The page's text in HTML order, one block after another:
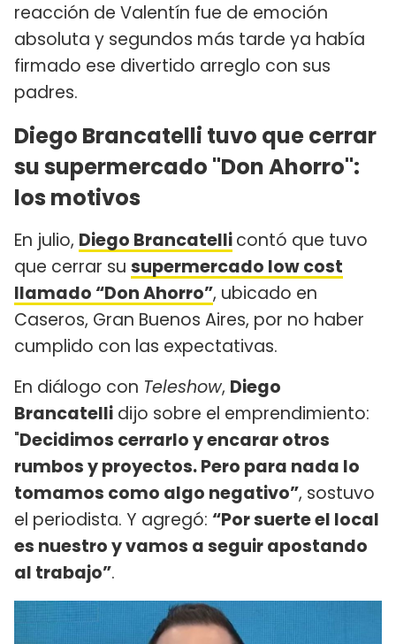
reacción de Valentín fue de emoción
absoluta y segundos más tarde ya había
firmado ese divertido arreglo con sus
padres.
Diego Brancatelli tuvo que cerrar
su supermercado "Don Ahorro":
los motivos
En julio, Diego Brancatellicontó que tuvo
que cerrar su supermercado low cost
llamado “Don Ahorro”, ubicado en
Caseros, Gran Buenos Aires, por no haber
cumplido con las expectativas.
En diálogo con Teleshow, Diego
Brancatelli dijo sobre el emprendimiento:
"Decidimos cerrarlo y encarar otros
rumbos y proyectos. Pero para nada lo
tomamos como algo negativo”, sostuvo
el periodista. Y agregó: “Por suerte el local
es nuestro y vamos a seguir apostando
al trabajo”.